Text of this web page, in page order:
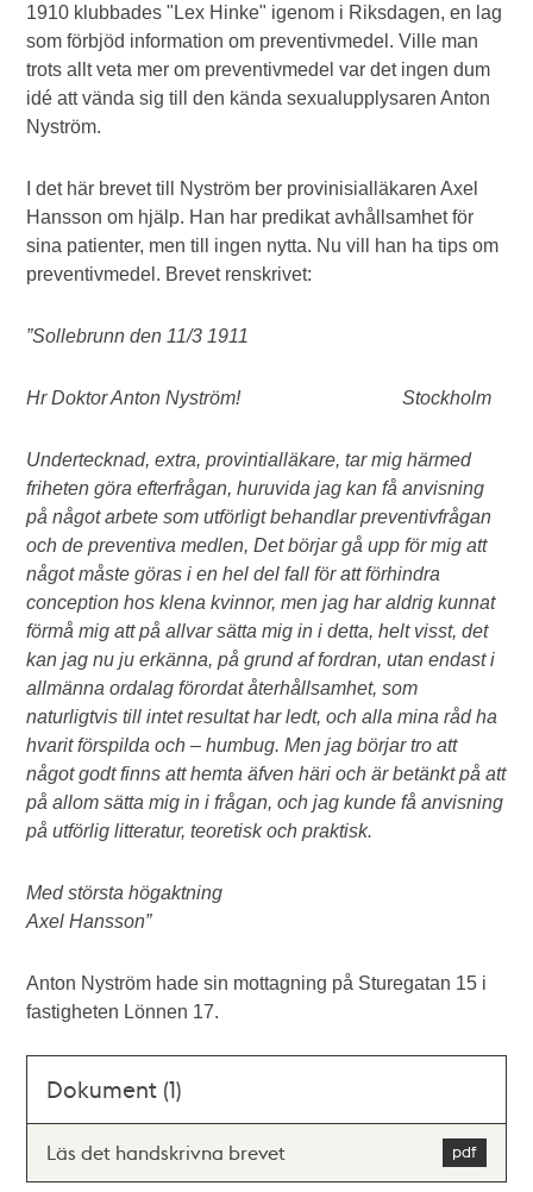
1910 klubbades "Lex Hinke" igenom i Riksdagen, en lag
som förbjöd information om preventivmedel. Ville man
trots allt veta mer om preventivmedel var det ingen dum
idé att vända sig till den kända sexualupplysaren Anton
Nyström.
I det här brevet till Nyström ber provinisialläkaren Axel
Hansson om hjälp. Han har predikat avhållsamhet för
sina patienter, men till ingen nytta. Nu vill han ha tips om
preventivmedel. Brevet renskrivet:
”Sollebrunn den 11/3 1911
Hr Doktor Anton Nyström!Stockholm
Undertecknad, extra, provintialläkare, tar mig härmed
friheten göra efterfrågan, huruvida jag kan få anvisning
på något arbete som utförligt behandlar preventivfrågan
och de preventiva medlen, Det börjar gå upp för mig att
något måste göras i en hel del fall för att förhindra
conception hos klena kvinnor, men jag har aldrig kunnat
förmå mig att på allvar sätta mig in i detta, helt visst, det
kan jag nu ju erkänna, på grund af fordran, utan endast i
allmänna ordalag förordat återhållsamhet, som
naturligtvis till intet resultat har ledt, och alla mina råd ha
hvarit förspilda och – humbug. Men jag börjar tro att
något godt finns att hemta äfven häri och är betänkt på att
på allom sätta mig in i frågan, och jag kunde få anvisning
på utförlig litteratur, teoretisk och praktisk.
Med största högaktning
Axel Hansson”
Anton Nyström hade sin mottagning på Sturegatan 15 i
fastigheten Lönnen 17.
Dokument (1)
Läs det handskrivna brevet